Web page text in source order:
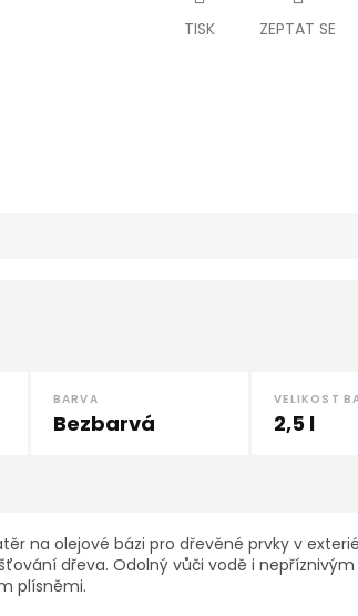
TISK ZEPTAT SE
BARVA
Bezbarvá
VELIKOST
2,5 l
na olejové bázi pro dřevěné prvky v
dřeva. Odolný vůči vodě i
plísněmi.